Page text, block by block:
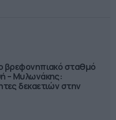
βρεφονηπιακό σταθμό
– Μυλωνάκης:
δεκαετιών στην